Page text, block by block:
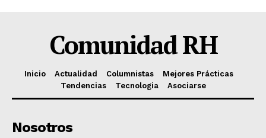
Comunidad RH
Inicio Actualidad Columnistas
Mejores Prácticas
Tendencias
Tecnologia Asociarse
Nosotros